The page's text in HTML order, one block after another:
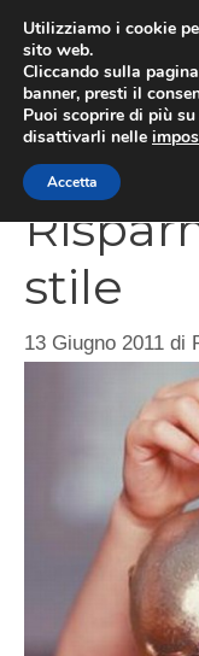
contenuto
stile
13 Giugno 2011 di
Utilizziamo i cookie
sito web.
Cliccando sulla
banner, presti il
Puoi scoprire di più
disattivarli nelle
Accetta